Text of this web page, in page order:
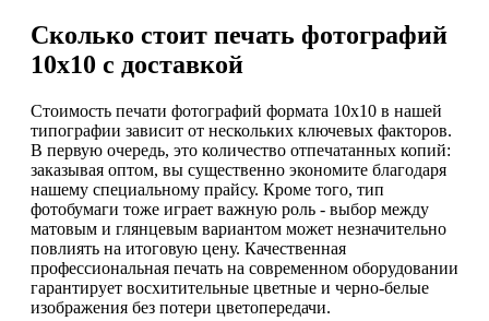
Сколько стоит печать фотографий
10х10 с доставкой
Стоимость печати фотографий формата 10х10 в нашей
типографии зависит от нескольких ключевых факторов.
В первую очередь, это количество отпечатанных копий:
заказывая оптом, вы существенно экономите благодаря
нашему специальному прайсу. Кроме того, тип
фотобумаги тоже играет важную роль - выбор между
матовым и глянцевым вариантом может незначительно
повлиять на итоговую цену. Качественная
профессиональная печать на современном оборудовании
гарантирует восхитительные цветные и черно-белые
изображения без потери цветопередачи.